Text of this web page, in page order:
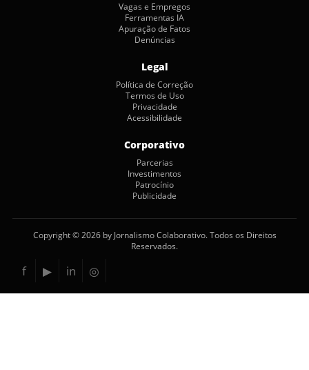
Vagas e Empregos
Ferramentas IA
Apuração de Fatos
Denúncias
Legal
Política de Correção
Termos de Uso
Privacidade
Acessibilidade
Corporativo
Parcerias
Investimentos
Patrocínio
Publicidade
Copyright © 2026 by Jornalismo Colaborativo. Todos os Direitos
Reservados.
f ▶ in ◎